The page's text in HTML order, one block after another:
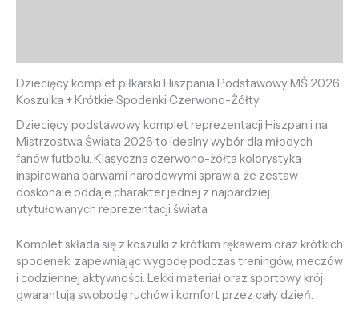
Dziecięcy komplet piłkarski Hiszpania Podstawowy MŚ 2026
Koszulka + Krótkie Spodenki Czerwono-Żółty
Dziecięcy podstawowy komplet reprezentacji Hiszpanii na
Mistrzostwa Świata 2026 to idealny wybór dla młodych
fanów futbolu. Klasyczna czerwono-żółta kolorystyka
inspirowana barwami narodowymi sprawia, że zestaw
doskonale oddaje charakter jednej z najbardziej
utytułowanych reprezentacji świata.
Komplet składa się z koszulki z krótkim rękawem oraz krótkich
spodenek, zapewniając wygodę podczas treningów, meczów
i codziennej aktywności. Lekki materiał oraz sportowy krój
gwarantują swobodę ruchów i komfort przez cały dzień.